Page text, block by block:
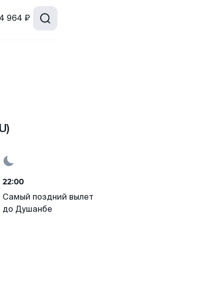
964 ₽
22:00
Самый поздний вылет
до Душанбе